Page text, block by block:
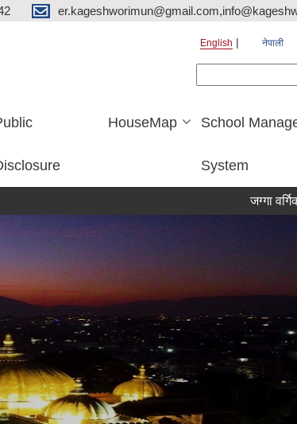
English नेपाली
HouseMap School
System
जग्गा वर्गिकरण